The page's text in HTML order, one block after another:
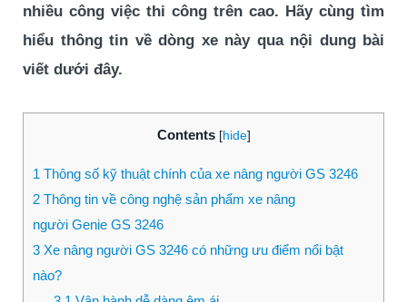
nhiều công việc thi công trên cao. Hãy cùng tìm
hiểu thông tin về dòng xe này qua nội dung bài
viết dưới đây.
Contents [hide]
1 Thông số kỹ thuật chính của xe nâng người GS 3246
2 Thông tin về công nghệ sản phẩm xe nâng
người Genie GS 3246
3 Xe nâng người GS 3246 có những ưu điểm nổi bật
nào?